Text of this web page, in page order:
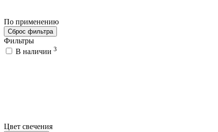
По применению
Сброс фильтра
Фильтры
В наличии 3
Цвет свечения